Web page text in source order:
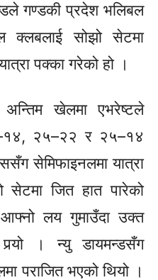
गण्डकी प्रदेश भलिबल
सोझो सेटमा
पक्का गरेको हो ।
अन्तिम खेलमा एभरेष्टले
२५–२२ र २५–१४
सेमिफाइनलमा यात्रा
सेटमा जित हात पारेको
आफ्नो लयगुमाउँदाउक्त
पर्‍यो । न्युडायमन्डसँग
पराजित भएको थियो ।